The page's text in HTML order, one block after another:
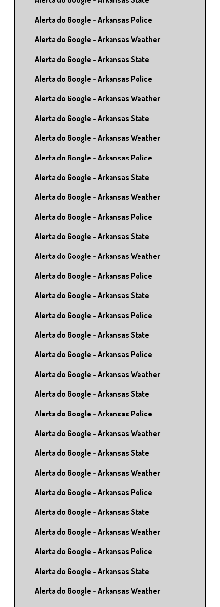
Alerta do Google - Arkansas Police
Alerta do Google - Arkansas Weather
Alerta do Google - Arkansas State
Alerta do Google - Arkansas Police
Alerta do Google - Arkansas Weather
Alerta do Google - Arkansas State
Alerta do Google - Arkansas Weather
Alerta do Google - Arkansas Police
Alerta do Google - Arkansas State
Alerta do Google - Arkansas Weather
Alerta do Google - Arkansas Police
Alerta do Google - Arkansas State
Alerta do Google - Arkansas Weather
Alerta do Google - Arkansas Police
Alerta do Google - Arkansas State
Alerta do Google - Arkansas Police
Alerta do Google - Arkansas State
Alerta do Google - Arkansas Police
Alerta do Google - Arkansas Weather
Alerta do Google - Arkansas State
Alerta do Google - Arkansas Police
Alerta do Google - Arkansas Weather
Alerta do Google - Arkansas State
Alerta do Google - Arkansas Weather
Alerta do Google - Arkansas Police
Alerta do Google - Arkansas State
Alerta do Google - Arkansas Weather
Alerta do Google - Arkansas Police
Alerta do Google - Arkansas State
Alerta do Google - Arkansas Weather